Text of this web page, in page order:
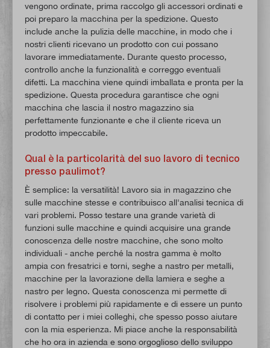
vengono ordinate, prima raccolgo gli accessori ordinati e
poi preparo la macchina per la spedizione. Questo
include anche la pulizia delle macchine, in modo che i
nostri clienti ricevano un prodotto con cui possano
lavorare immediatamente. Durante questo processo,
controllo anche la funzionalità e correggo eventuali
difetti. La macchina viene quindi imballata e pronta per la
spedizione. Questa procedura garantisce che ogni
macchina che lascia il nostro magazzino sia
perfettamente funzionante e che il cliente riceva un
prodotto impeccabile.
Qual è la particolarità del suo lavoro di tecnico
presso paulimot?
È semplice: la versatilità! Lavoro sia in magazzino che
sulle macchine stesse e contribuisco all'analisi tecnica di
vari problemi. Posso testare una grande varietà di
funzioni sulle macchine e quindi acquisire una grande
conoscenza delle nostre macchine, che sono molto
individuali - anche perché la nostra gamma è molto
ampia con fresatrici e torni, seghe a nastro per metalli,
macchine per la lavorazione della lamiera e seghe a
nastro per legno. Questa conoscenza mi permette di
risolvere i problemi più rapidamente e di essere un punto
di contatto per i miei colleghi, che spesso posso aiutare
con la mia esperienza. Mi piace anche la responsabilità
che ho ora in azienda e sono orgoglioso dello sviluppo